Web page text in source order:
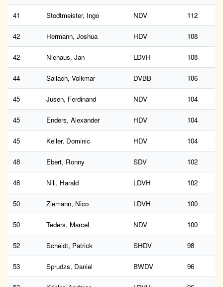
41 Stodtmeister, Ingo NDV 112
42 Hermann, Joshua HDV 108
42 Niehaus, Jan LDVH 108
44 Sallach, Volkmar DVBB 106
45 Jusen, Ferdinand NDV 104
45 Enders, Alexander HDV 104
45 Keller, Dominic HDV 104
48 Ebert, Ronny SDV 102
48 Nill, Harald LDVH 102
50 Ziemann, Nico LDVH 100
50 Teders, Marcel NDV 100
52 Scheidt, Patrick SHDV 98
53 Sprudzs, Daniel BWDV 96